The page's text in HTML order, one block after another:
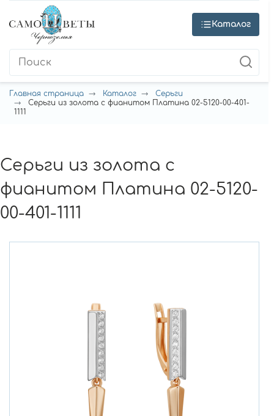
Каталог
Главная страница Каталог
Серьги
Серьги из золота с фианитом Платина 02-5120-00-401-
1111
Серьги из золота с
фианитом Платина 02-5120-
00-401-1111